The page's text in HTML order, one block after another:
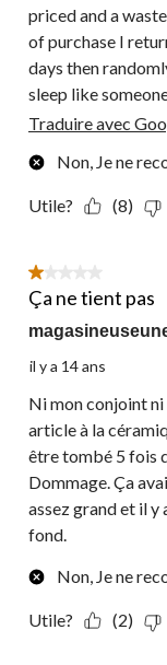
priced and a
of purchase I
days then
sleep like
Traduire avec
Non, Je ne
Utile? (8)
1 étoile(s) sur 5.
Ça ne tient pas
il y a 14 ans
Ni mon conjoint
article à la
être tombé 5 fois
Dommage. Ça
assez grand et il
fond.
Non, Je ne
Utile? (2)